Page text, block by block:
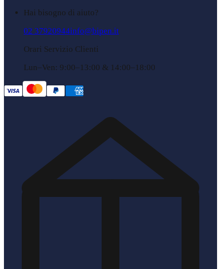
Hai bisogno di aiuto?
02 37920944info@bipen.it
Orari Servizio Clienti
Lun–Ven: 9:00–13:00 & 14:00–18:00